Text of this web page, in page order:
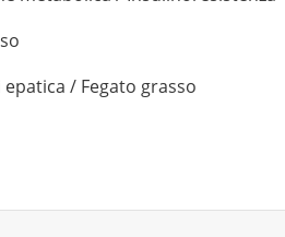
/ Fegato grasso